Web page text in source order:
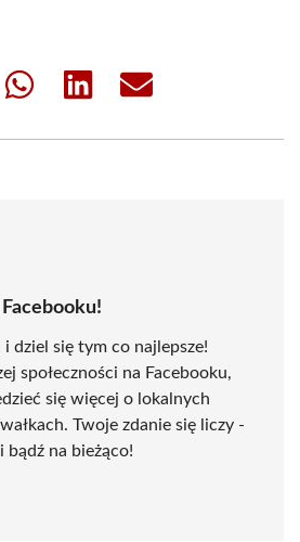
Share
Share
Share
Facebooku!
dziel się tym co najlepsze!
społeczności na Facebooku,
się więcej o lokalnych
Twoje zdanie się liczy -
bądź na bieżąco!